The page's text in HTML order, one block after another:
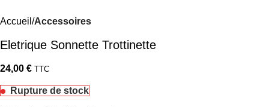
Accueil Accessoires
Eletrique Sonnette Trottinette
24,00 € TTC
Rupture de stock